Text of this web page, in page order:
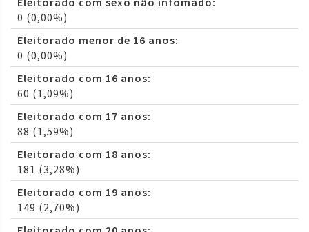
0 (0,00%)
Eleitorado menor de 16 anos:
0 (0,00%)
Eleitorado com 16 anos:
60 (1,09%)
Eleitorado com 17 anos:
88 (1,59%)
Eleitorado com 18 anos:
181 (3,28%)
Eleitorado com 19 anos:
149 (2,70%)